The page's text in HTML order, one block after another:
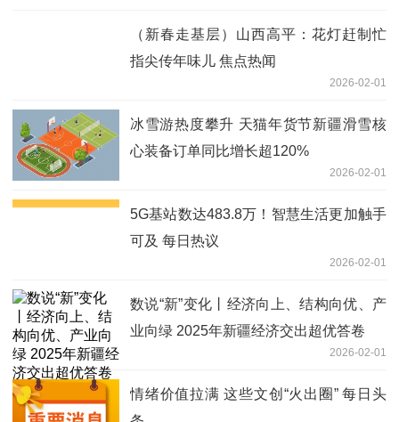
（新春走基层）山西高平：花灯赶制忙
指尖传年味儿 焦点热闻
2026-02-01
冰雪游热度攀升 天猫年货节新疆滑雪核
心装备订单同比增长超120%
2026-02-01
5G基站数达483.8万！智慧生活更加触手
可及 每日热议
2026-02-01
数说“新”变化丨经济向上、结构向优、产
业向绿 2025年新疆经济交出超优答卷
2026-02-01
情绪价值拉满 这些文创“火出圈” 每日头